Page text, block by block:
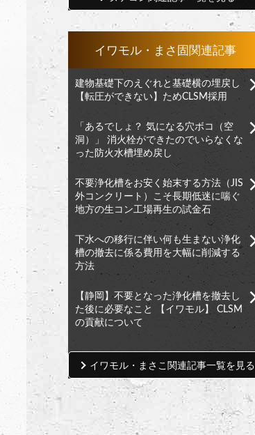
イワモル・まさ固関連記事
建物基礎下のえぐれと基礎横の埋戻し
【転圧ができない】ためCLSM採用
「あるでしょ？ 気になる穴ボコ（空
洞）」 消火栓ができたのでいらなくな
った防火水槽埋め戻し
不要浄化槽をお安く始末する方法（JIS
外コンクリート）こそ長期低迷に喘ぐ
地方の生コン工場再生の試金石
下水への移行に伴い何も生まない浄化
槽の撤去に係る費用を大幅に削減する
方法
【静岡】不要となった浄化槽を撤去し
た後に必要なこと 【イワモル】 CLSM
の貢献について
イワモル・まさこ関連記事一覧を見る